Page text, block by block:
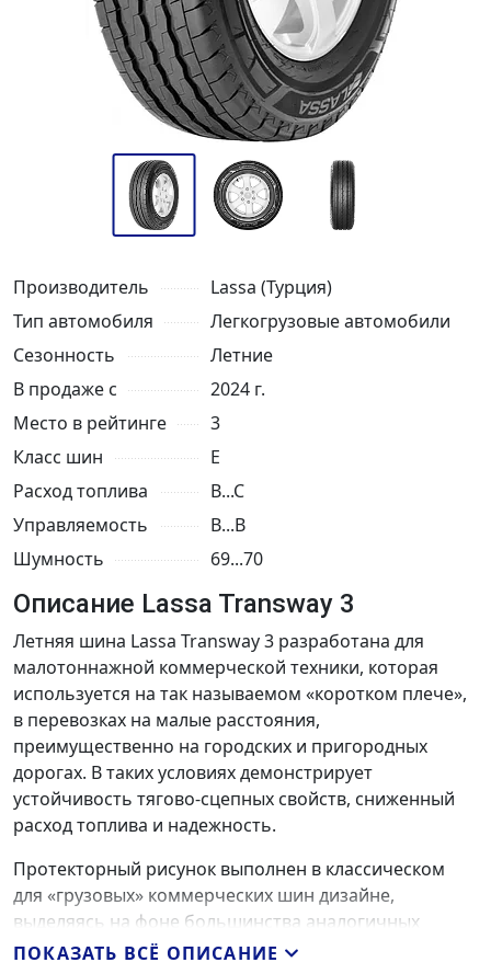
Производитель
Lassa (Турция)
Тип автомобиля
Легкогрузовые автомобили
Сезонность
Летние
В продаже с
2024 г.
Место в рейтинге
3
Класс шин
E
Расход топлива
B...C
Управляемость
B...B
Шумность
69...70
Описание Lassa Transway 3
Летняя шина Lassa Transway 3 разработана для
малотоннажной коммерческой техники, которая
используется на так называемом «коротком плече»,
в перевозках на малые расстояния,
преимущественно на городских и пригородных
дорогах. В таких условиях демонстрирует
устойчивость тягово-сцепных свойств, сниженный
расход топлива и надежность.
Протекторный рисунок выполнен в классическом
для «грузовых» коммерческих шин дизайне,
выделяясь на фоне большинства аналогичных
моделей широкими продольными ребрами.
ПОКАЗАТЬ ВСЁ ОПИСАНИЕ